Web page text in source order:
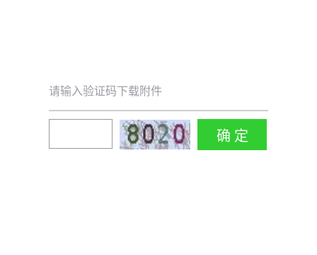
请输入验证码下载附件